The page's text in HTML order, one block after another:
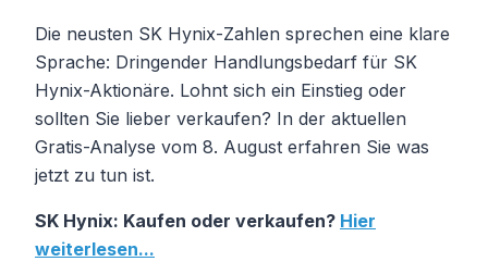
Die neusten SK Hynix-Zahlen sprechen eine klare
Sprache: Dringender Handlungsbedarf für SK
Hynix-Aktionäre. Lohnt sich ein Einstieg oder
sollten Sie lieber verkaufen? In der aktuellen
Gratis-Analyse vom 8. August erfahren Sie was
jetzt zu tun ist.
SK Hynix: Kaufen oder verkaufen? Hier
weiterlesen...